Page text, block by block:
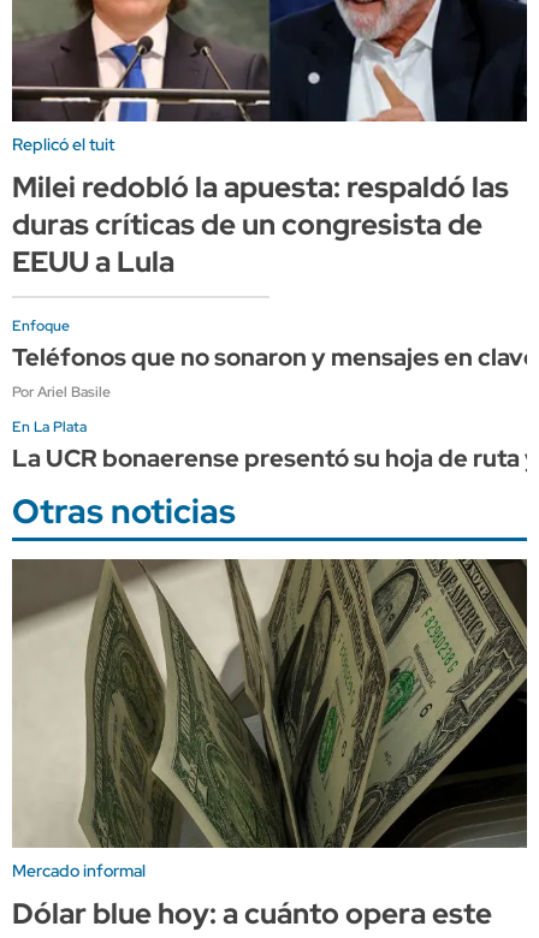
Replicó el tuit
Milei redobló la apuesta: respaldó las
duras críticas de un congresista de
EEUU a Lula
Enfoque
Teléfonos que no sonaron y mensajes en
Por Ariel Basile
En La Plata
La UCR bonaerense presentó su hoja de ruta
Otras noticias
Mercado informal
Dólar blue hoy: a cuánto opera este